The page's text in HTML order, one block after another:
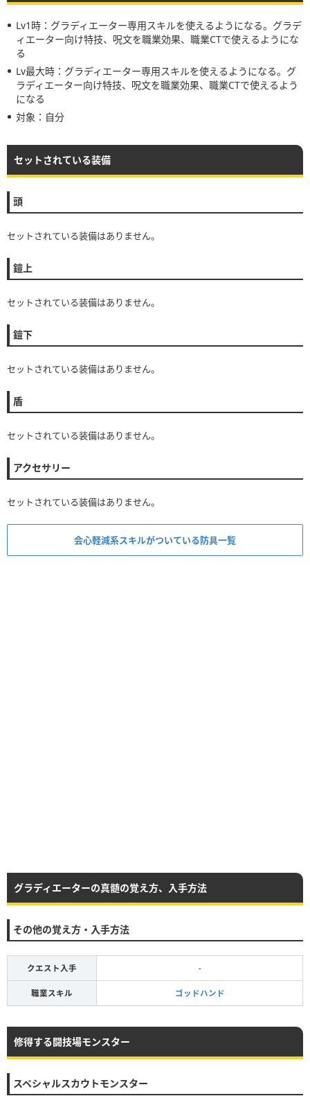
Lv1時：グラディエーター専用スキルを使えるようになる。グラデ
ィエーター向け特技、呪文を職業効果、職業CTで使えるようにな
る
Lv最大時：グラディエーター専用スキルを使えるようになる。グ
ラディエーター向け特技、呪文を職業効果、職業CTで使えるよう
になる
対象：自分
セットされている装備
頭
セットされている装備はありません。
鎧上
セットされている装備はありません。
鎧下
セットされている装備はありません。
盾
セットされている装備はありません。
アクセサリー
セットされている装備はありません。
会心軽減系スキルがついている防具一覧
グラディエーターの真髄の覚え方、入手方法
その他の覚え方・入手方法
クエスト入手 -
職業スキル ゴッドハンド
修得する闘技場モンスター
スペシャルスカウトモンスター